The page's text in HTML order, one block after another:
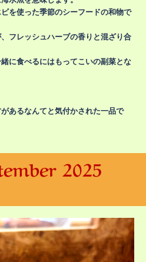
を使った季節のシーフードの和物で
フレッシュハーブの香りと混ざり合
に食べるにはもってこいの副菜とな
あるなんてと気付かされた一品で
2025